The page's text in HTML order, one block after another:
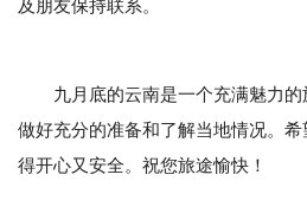
及朋友保持联系。
九月底的云南是一个充满魅力的
做好充分的准备和了解当地情况。
得开心又安全。祝您旅途愉快！